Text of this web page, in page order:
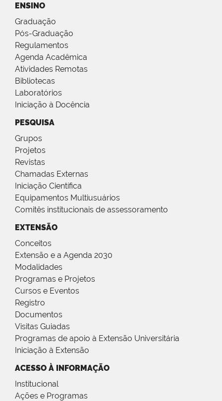
ENSINO
Graduação
Pós-Graduação
Regulamentos
Agenda Acadêmica
Atividades Remotas
Bibliotecas
Laboratórios
Iniciação à Docência
PESQUISA
Grupos
Projetos
Revistas
Chamadas Externas
Iniciação Científica
Equipamentos Multiusuários
Comitês institucionais de assessoramento
EXTENSÃO
Conceitos
Extensão e a Agenda 2030
Modalidades
Programas e Projetos
Cursos e Eventos
Registro
Documentos
Visitas Guiadas
Programas de apoio à Extensão Universitária
Iniciação à Extensão
ACESSO À INFORMAÇÃO
Institucional
Ações e Programas